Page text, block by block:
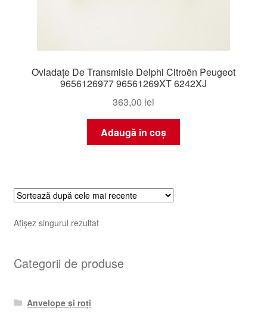
Ovladațe De Transmisie Delphi Citroën Peugeot
9656126977 96561269XT 6242XJ
363,00 lei
Adaugă în coș
Afișez singurul rezultat
Categorii de produse
Anvelope și roți